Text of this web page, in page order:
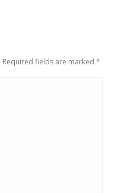
fields are marked *